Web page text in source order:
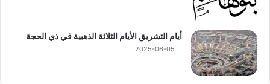
أيام التشريق الأيام الثلاثة الذهبية في ذي الحجة
2025-06-05